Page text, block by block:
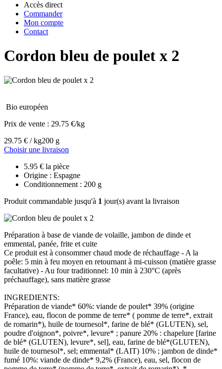
Accès direct
Commander
Mon compte
Contact
Cordon bleu de poulet x 2
Bio européen
Prix de vente : 29.75 €/kg
29.75 € / kg200 g
Choisir une livraison
5.95 € la pièce
Origine : Espagne
Conditionnement : 200 g
Produit commandable jusqu'à 1 jour(s) avant la livraison
Préparation à base de viande de volaille, jambon de dinde et
emmental, panée, frite et cuite
Ce produit est à consommer chaud mode de réchauffage - A la
poêle: 5 min à feu moyen en retournant à mi-cuisson (matière grasse
facultative) - Au four traditionnel: 10 min à 230°C (après
préchauffage), sans matière grasse
INGREDIENTS:
Préparation de viande* 60%: viande de poulet* 39% (origine
France), eau, flocon de pomme de terre* ( pomme de terre*, extrait
de romarin*), huile de tournesol*, farine de blé* (GLUTEN), sel,
poudre d'oignon*, poivre*, levure* ; panure 20% : chapelure [farine
de blé* (GLUTEN), levure*, sel], eau, farine de blé*(GLUTEN),
huile de tournesol*, sel; emmental* (LAIT) 10% ; jambon de dinde*
fumé 10%: viande de dinde* 9,2% (France), eau, sel, flocon de